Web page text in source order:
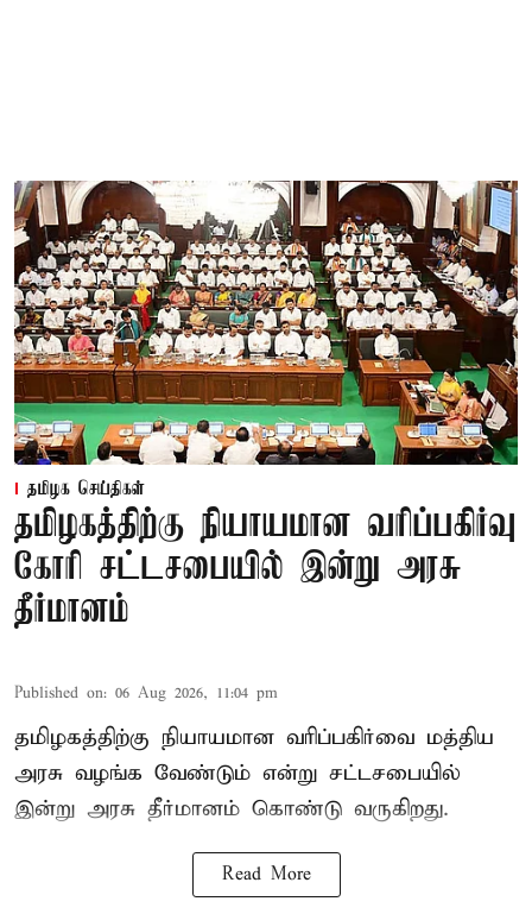
தமிழக செய்திகள்
தமிழகத்திற்கு நியாயமான வரிப்பகிர்வு
கோரி சட்டசபையில் இன்று அரசு
தீர்மானம்
Published on: 06 Aug 2026, 11:04 pm
தமிழகத்திற்கு நியாயமான வரிப்பகிர்வை மத்திய
அரசு வழங்க வேண்டும் என்று சட்டசபையில்
இன்று அரசு தீர்மானம் கொண்டு வருகிறது.
Read More